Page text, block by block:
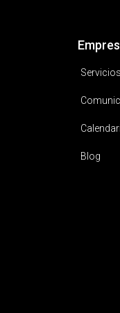
Servicios
Blog